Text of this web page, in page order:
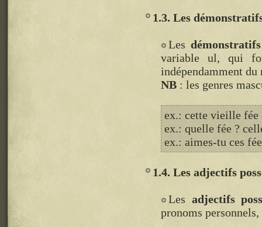
1.3. Les
Lesdémonstratifs
variable ul, qui
indépendamment du
NB : les genres
ex.: cette vieille
ex.: quelle fée ?
ex.: aimes-tu ces
1.4. Les adjectifs
Les adjectifs
pronoms